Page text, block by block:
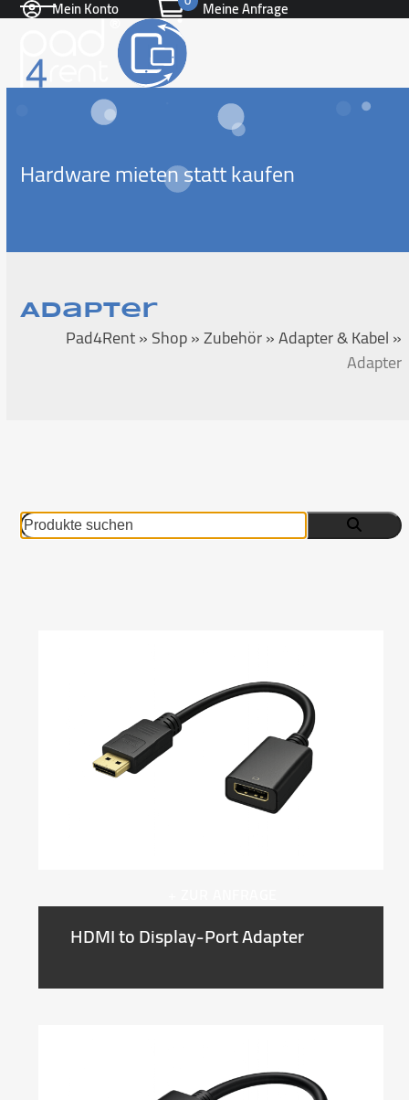
Skip
content
Mein Konto Meine Anfrage
Open
mobile
menu
Close
mobile
menu
Hardware mieten statt kaufen
Adapter
Pad4Rent»Shop»Zubehör»Adapter & Kabel»
Adapter
Produkte
suchen
HDMI to Display-Port Adapter